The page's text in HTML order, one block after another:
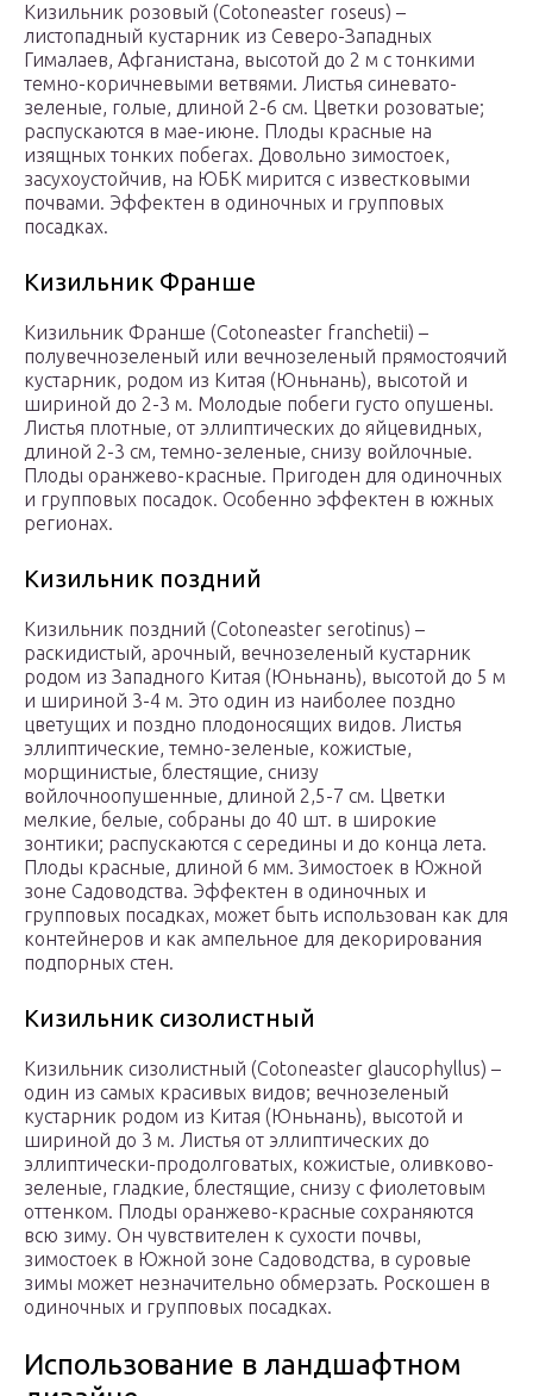
Кизильник розовый (Cotoneaster roseus) –
листопадный кустарник из Северо-Западных
Гималаев, Афганистана, высотой до 2 м с тонкими
темно-коричневыми ветвями. Листья синевато-
зеленые, голые, длиной 2-6 см. Цветки розоватые;
распускаются в мае-июне. Плоды красные на
изящных тонких побегах. Довольно зимостоек,
засухоустойчив, на ЮБК мирится с известковыми
почвами. Эффектен в одиночных и групповых
посадках.
Кизильник Франше
Кизильник Франше (Cotoneaster franchetii) –
полувечнозеленый или вечнозеленый прямостоячий
кустарник, родом из Китая (Юньнань), высотой и
шириной до 2-3 м. Молодые побеги густо опушены.
Листья плотные, от эллиптических до яйцевидных,
длиной 2-3 см, темно-зеленые, снизу войлочные.
Плоды оранжево-красные. Пригоден для одиночных
и групповых посадок. Особенно эффектен в южных
регионах.
Кизильник поздний
Кизильник поздний (Cotoneaster serotinus) –
раскидистый, арочный, вечнозеленый кустарник
родом из Западного Китая (Юньнань), высотой до 5 м
и шириной 3-4 м. Это один из наиболее поздно
цветущих и поздно плодоносящих видов. Листья
эллиптические, темно-зеленые, кожистые,
морщинистые, блестящие, снизу
войлочноопушенные, длиной 2,5-7 см. Цветки
мелкие, белые, собраны до 40 шт. в широкие
зонтики; распускаются с середины и до конца лета.
Плоды красные, длиной 6 мм. Зимостоек в Южной
зоне Садоводства. Эффектен в одиночных и
групповых посадках, может быть использован как для
контейнеров и как ампельное для декорирования
подпорных стен.
Кизильник сизолистный
Кизильник сизолистный (Cotoneaster glaucophyllus) –
один из самых красивых видов; вечнозеленый
кустарник родом из Китая (Юньнань), высотой и
шириной до 3 м. Листья от эллиптических до
эллиптически-продолговатых, кожистые, оливково-
зеленые, гладкие, блестящие, снизу с фиолетовым
оттенком. Плоды оранжево-красные сохраняются
всю зиму. Он чувствителен к сухости почвы,
зимостоек в Южной зоне Садоводства, в суровые
зимы может незначительно обмерзать. Роскошен в
одиночных и групповых посадках.
Использование в ландшафтном